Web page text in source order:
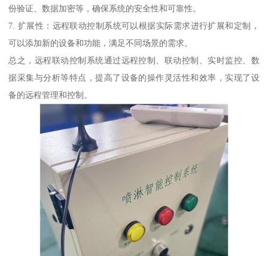
份验证、数据加密等，确保系统的安全性和可靠性。
7. 扩展性：远程联动控制系统可以根据实际需求进行扩展和定制，
可以添加新的设备和功能，满足不同场景的需求。
总之，远程联动控制系统通过远程控制、联动控制、实时监控、数
据采集与分析等特点，提高了设备的操作灵活性和效率，实现了设
备的远程管理和控制。